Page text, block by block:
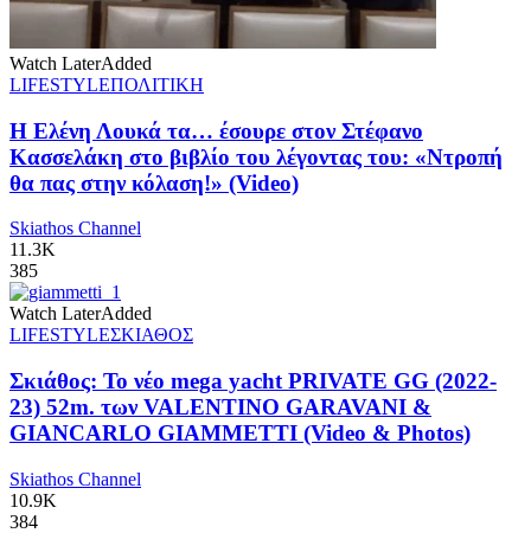
Watch LaterAdded
LIFESTYLEΠΟΛΙΤΙΚΗ
Η Ελένη Λουκά τα… έσουρε στον Στέφανο
Κασσελάκη στο βιβλίο του λέγοντας του: «Ντροπή
θα πας στην κόλαση!» (Video)
Skiathos Channel
11.3K
385
Watch LaterAdded
LIFESTYLEΣΚΙΑΘΟΣ
Σκιάθος: Το νέο mega yacht PRIVATE GG (2022-
23) 52m. των VALENTINO GARAVANI &
GIANCARLO GIAMMETTI (Video & Photos)
Skiathos Channel
10.9K
384